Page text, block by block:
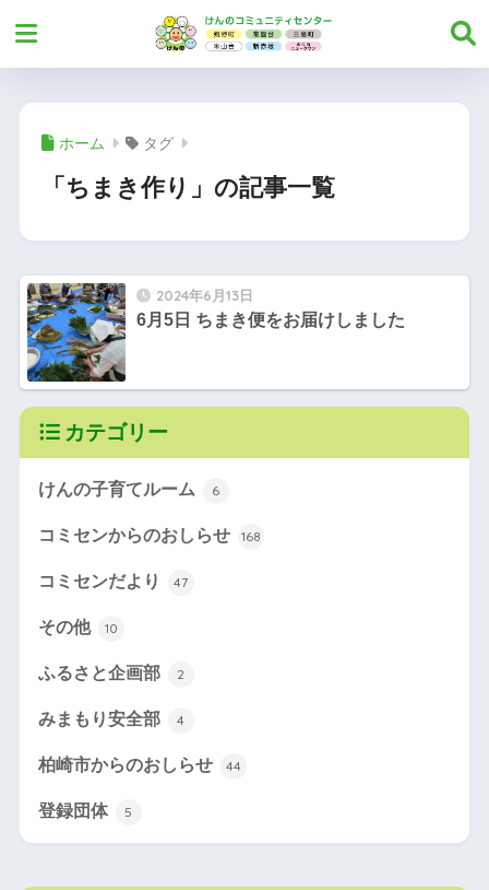
ホーム タグ
「ちまき作り」の記事一覧
2024年6月13日
6月5日 ちまき便をお届けしました
カテゴリー
けんの子育てルーム 6
コミセンからのおしらせ 168
コミセンだより 47
その他 10
ふるさと企画部 2
みまもり安全部 4
柏崎市からのおしらせ 44
登録団体 5